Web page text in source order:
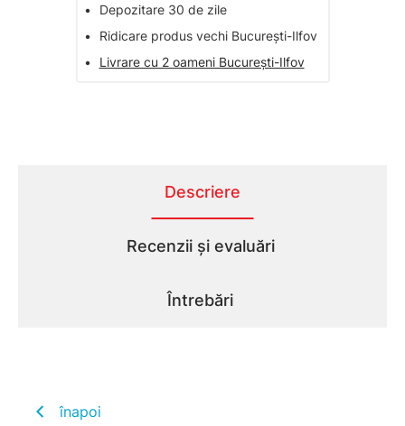
•
Depozitare 30 de zile
•
Ridicare produs vechi București-Ilfov
•
Livrare cu 2 oameni București-Ilfov
Descriere
Recenzii și evaluări
Întrebări
înapoi